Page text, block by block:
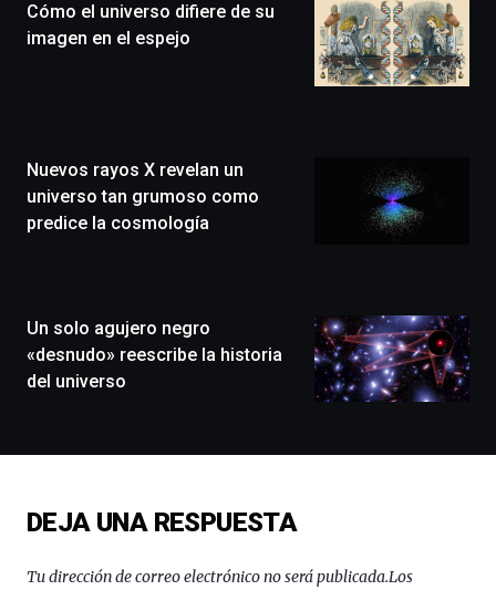
novena
edición
un
festival
llenará
monólogos,
exposiciones,
docufórums
de
16
septiembre
Cómo el universo difiere de su
imagen en el espejo
Nuevos rayos X revelan un
universo tan grumoso como
predice la cosmología
Un solo agujero negro
«desnudo» reescribe la historia
del universo
DEJA UNA RESPUESTA
Tu dirección de correo electrónico no será publicada.Los